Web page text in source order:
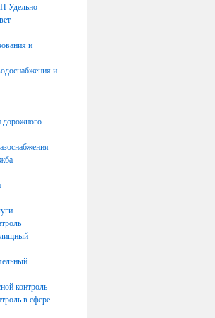
Удельно-
и
и
дорожного
контроль
в сфере